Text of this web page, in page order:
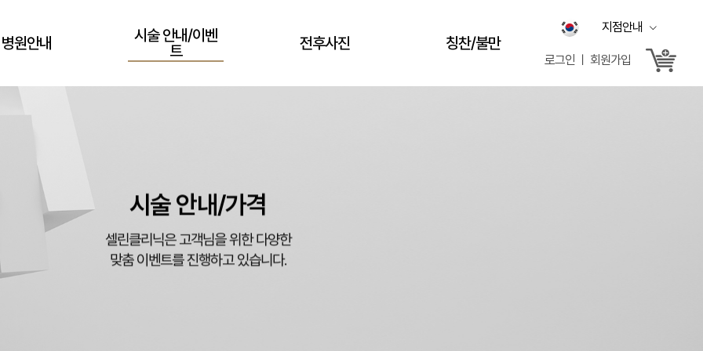
지점안내
로그인 ㅣ 회원가입
병원안내
시술 안내/이벤
트
전후사진 칭찬/불만
시술 안내/가격
셀린클리닉은 고객님을 위한 다양한
맞춤 이벤트를 진행하고 있습니다.